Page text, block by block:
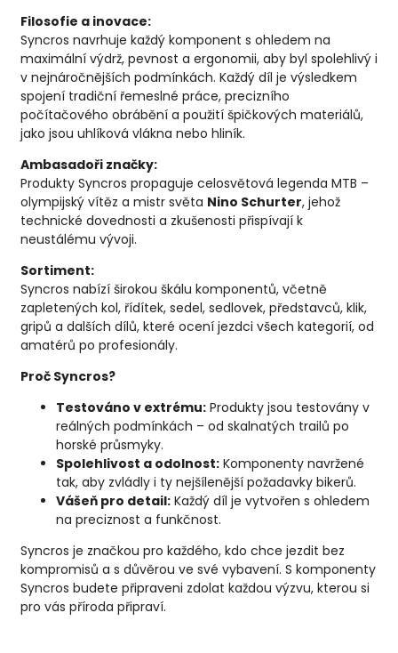
Filosofie a inovace:
Syncros navrhuje každý komponent s ohledem na
maximální výdrž, pevnost a ergonomii, aby byl spolehlivý i
v nejnáročnějších podmínkách. Každý díl je výsledkem
spojení tradiční řemeslné práce, precizního
počítačového obrábění a použití špičkových materiálů,
jako jsou uhlíková vlákna nebo hliník.
Ambasadoři značky:
Produkty Syncros propaguje celosvětová legenda MTB –
olympijský vítěz a mistr světa Nino Schurter, jehož
technické dovednosti a zkušenosti přispívají k
neustálému vývoji.
Sortiment:
Syncros nabízí širokou škálu komponentů, včetně
zapletených kol, řídítek, sedel, sedlovek, představců, klik,
gripů a dalších dílů, které ocení jezdci všech kategorií, od
amatérů po profesionály.
Proč Syncros?
Testováno v extrému: Produkty jsou testovány v
reálných podmínkách – od skalnatých trailů po
horské průsmyky.
Spolehlivost a odolnost: Komponenty navržené
tak, aby zvládly i ty nejšílenější požadavky bikerů.
Vášeň pro detail: Každý díl je vytvořen s ohledem
na preciznost a funkčnost.
Syncros je značkou pro každého, kdo chce jezdit bez
kompromisů a s důvěrou ve své vybavení. S komponenty
Syncros budete připraveni zdolat každou výzvu, kterou si
pro vás příroda připraví.